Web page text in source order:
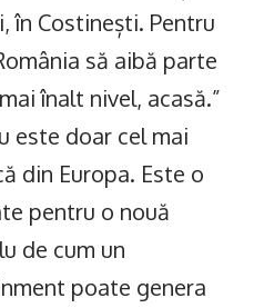
în Costinești. Pentru
să aibă parte
înalt nivel, acasă.”
este doar cel mai
din Europa. Este o
pentru o nouă
de cum un
poate genera